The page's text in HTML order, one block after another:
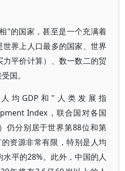
"的国家，甚至是一个充满着
界上人口最多的国家、世界
平价计算）、数一数二的贸
国。
均GDP和"人类发展指
Index，联合国对各国
仍分别居于世界第88位和第
资源非常有限，特别是人均
平的28%。此外，中国的人